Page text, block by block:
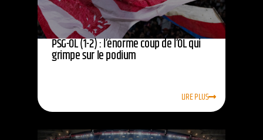
PSG-OL (1-2) : l’énorme coup de l’OL qui
grimpe sur le podium
LIRE PLUS